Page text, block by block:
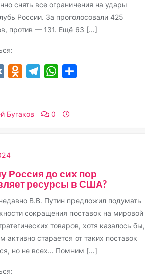
снять все ограничения на удары
России. За проголосовали 425
против — 131. Ещё 63 […]
VK Odnoklassniki
TelegramWhatsApp
Бугаков 0
Россия до сих пор
ресурсы в США?
В.В. Путин предложил подумать
сокращения поставок на мировой
товаров, хотя казалось бы,
активно старается от таких поставок
но не всех… Помним […]